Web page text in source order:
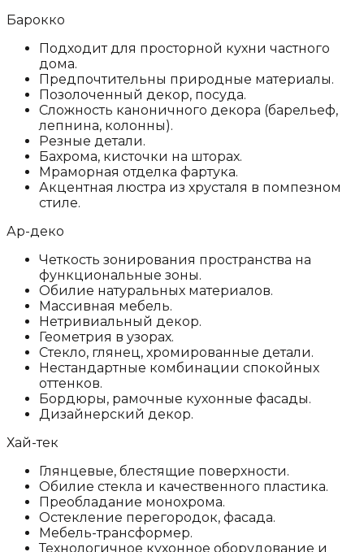
Барокко
Подходит для просторной кухни частного
дома.
Предпочтительны природные материалы.
Позолоченный декор, посуда.
Сложность каноничного декора (барельеф,
лепнина, колонны).
Резные детали.
Бахрома, кисточки на шторах.
Мраморная отделка фартука.
Акцентная люстра из хрусталя в помпезном
стиле.
Ар-деко
Четкость зонирования пространства на
функциональные зоны.
Обилие натуральных материалов.
Массивная мебель.
Нетривиальный декор.
Геометрия в узорах.
Стекло, глянец, хромированные детали.
Нестандартные комбинации спокойных
оттенков.
Бордюры, рамочные кухонные фасады.
Дизайнерский декор.
Хай-тек
Глянцевые, блестящие поверхности.
Обилие стекла и качественного пластика.
Преобладание монохрома.
Остекление перегородок, фасада.
Мебель-трансформер.
Технологичное кухонное оборудование и